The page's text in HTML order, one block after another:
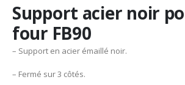
Support acier noir
four FB90
– Support en acier émaillé noir.
– Fermé sur 3 côtés.